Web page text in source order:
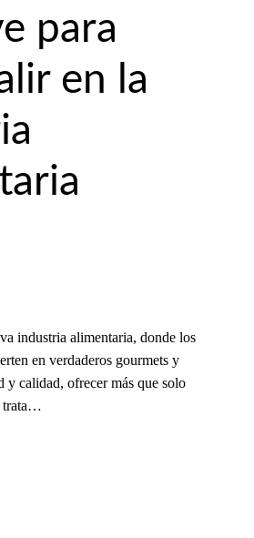
para
en la
industria alimentaria, donde los
en verdaderos gourmets y
y calidad, ofrecer más que solo
trata…